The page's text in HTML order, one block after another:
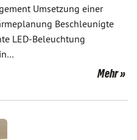
Umsetzung einer
Beschleunigte
LED-Beleuchtung
Mehr